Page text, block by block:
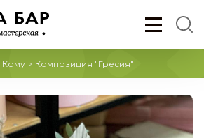
Кому > Композиция "Гресия"